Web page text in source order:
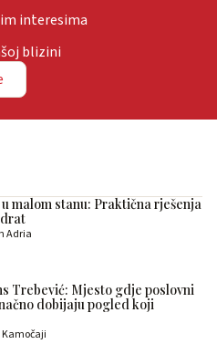
interesima
blizini
malom stanu: Praktična rješenja
Adria
Trebević: Mjesto gdje poslovni
dobijaju pogled koji